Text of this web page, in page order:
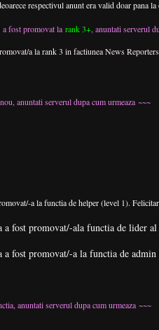
respectivul anunt era valid doar pana la
a fost promovat la rank 3+, anuntati serverul
a la rank 3 in factiunea News
nou, anuntati serverul dupa cum urmeaza ~~~
a la functia de helper (level 1).
a fost promovat/-ala functia de lider
a fost promovat/-a la functia de
anuntati serverul dupa cum urmeaza ~~~